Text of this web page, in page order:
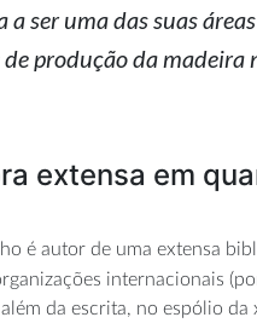
ser uma das suas
de produção da
extensa em
é autor de uma extensa
internacionais
da escrita, no espólio